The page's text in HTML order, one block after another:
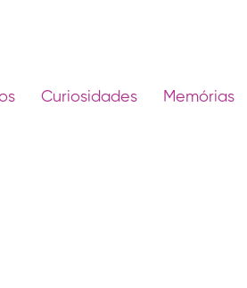
Curiosidades Memórias